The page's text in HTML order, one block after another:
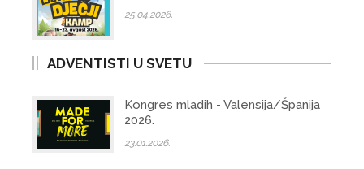
25.04.2026.
ADVENTISTI U SVETU
Kongres mladih - Valensija/Španija
2026.
23.01.2026.